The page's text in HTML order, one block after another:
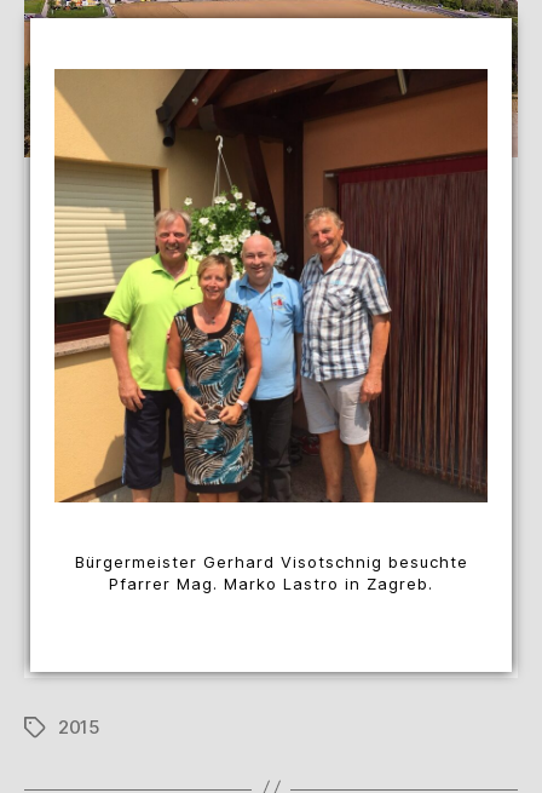
Bürgermeister Gerhard Visotschnig besuchte
Pfarrer Mag. Marko Lastro in Zagreb.
2015